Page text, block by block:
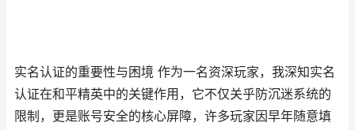
实名认证的重要性与困境 作为一名资深玩家，我深知实名
认证在和平精英中的关键作用，它不仅关乎防沉迷系统的
限制，更是账号安全的核心屏障，许多玩家因早年随意填